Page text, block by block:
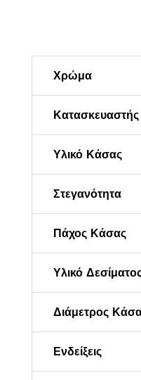
Χρώμα
Κατασκευαστής
Υλικό Κάσας
Στεγανότητα
Πάχος Κάσας
Υλικό
Διάμετρος
Ενδείξεις